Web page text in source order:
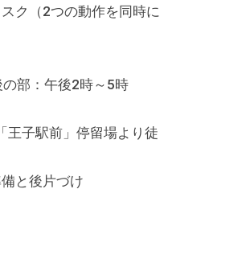
ク（2つの動作を同時に
部：午後2時～5時
子駅前」停留場より徒
と後片づけ